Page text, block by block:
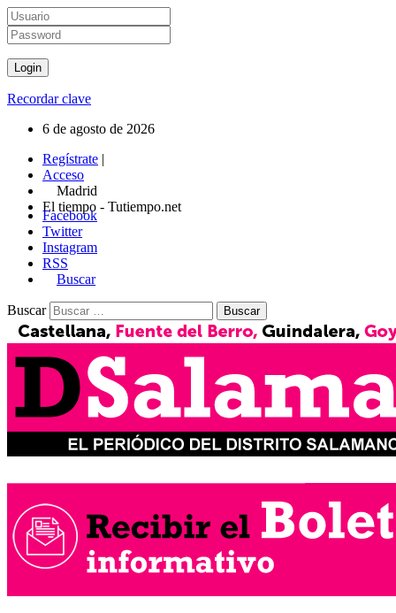
Recordar clave
6 de agosto de 2026
Regístrate |
Acceso
Madrid
El tiempo - Tutiempo.net
Facebook
Twitter
Instagram
RSS
Buscar
Buscar